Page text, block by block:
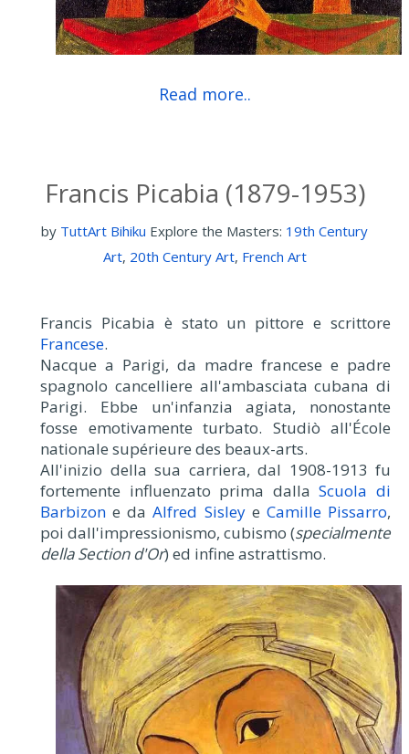
Read more..
Francis Picabia (1879-1953)
by TuttArt Bihiku Explore the Masters: 19th Century
Art, 20th Century Art, French Art
Francis Picabia è stato un pittore e scrittore
Francese.
Nacque a Parigi, da madre francese e padre
spagnolo cancelliere all'ambasciata cubana di
Parigi. Ebbe un'infanzia agiata, nonostante
fosse emotivamente turbato. Studiò all'École
nationale supérieure des beaux-arts.
All'inizio della sua carriera, dal 1908-1913 fu
fortemente influenzato prima dallaScuola di
Barbizon e daAlfred Sisleye Camille Pissarro,
poi dall'impressionismo, cubismo (specialmente
della Section d'Or) ed infine astrattismo.